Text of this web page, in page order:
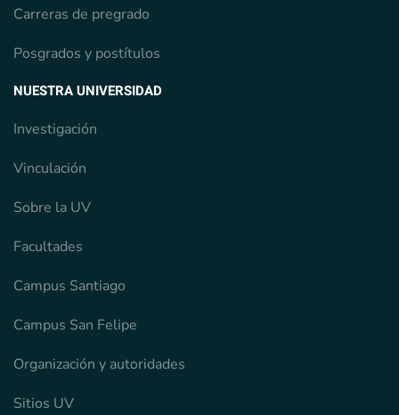
Carreras de pregrado
Posgrados y postítulos
NUESTRA UNIVERSIDAD
Investigación
Vinculación
Sobre la UV
Facultades
Campus Santiago
Campus San Felipe
Organización y autoridades
Sitios UV